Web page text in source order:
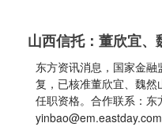
山西信托：董欣宜
东方资讯消息，国家金
复，已核准董欣宜、魏
任职资格。合作联系：东
yinbao@em.eastday.com